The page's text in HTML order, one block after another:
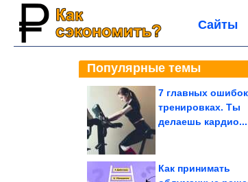
Сайты
Популярные темы
7 главных
тренировках. Ты
делаешь кардио...
Как принимать